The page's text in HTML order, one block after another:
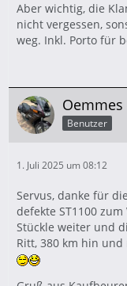
Aber wichtig, die
nicht vergessen,
weg. Inkl. Porto für
Oemmes
Benutzer
1. Juli 2025 um 08:12
Servus, danke für
defekte ST1100
Stückle weiter und
Ritt, 380 km hin